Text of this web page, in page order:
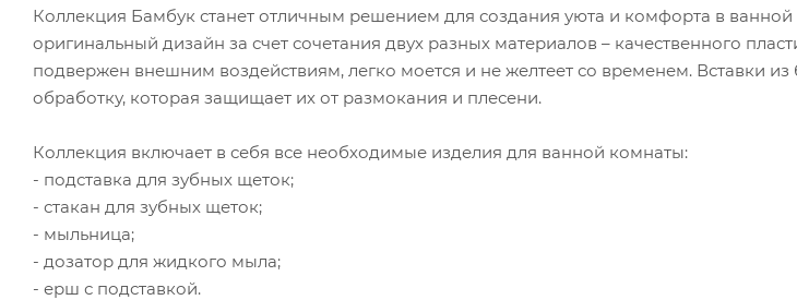
Коллекция Бамбук станет отличным решением для создания уюта и комфорта в
оригинальный дизайн за счет сочетания двух разных материалов – качественного
подвержен внешним воздействиям, легко моется и не желтеет со временем. Вставки
обработку, которая защищает их от размокания и плесени.
Коллекция включает в себя все необходимые изделия для ванной комнаты:
- подставка для зубных щеток;
- стакан для зубных щеток;
- мыльница;
- дозатор для жидкого мыла;
- ерш с подставкой.